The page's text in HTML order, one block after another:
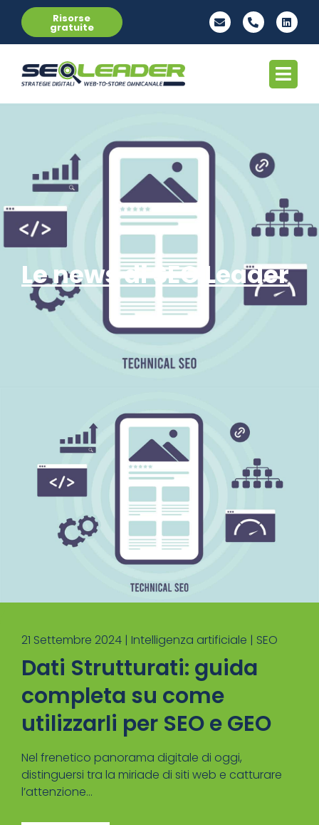
Risorse
gratuite
Le news di SEO Leader
21 Settembre 2024 | Intelligenza artificiale | SEO
Dati Strutturati: guida
completa su come
utilizzarli per SEO e GEO
Nel frenetico panorama digitale di oggi,
distinguersi tra la miriade di siti web e catturare
l’attenzione...